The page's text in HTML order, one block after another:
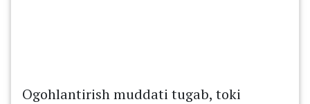
Ogohlantirish muddati tugab, toki